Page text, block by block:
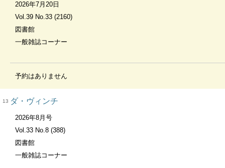
2026年7月20日
Vol.39 No.33 (2160)
図書館
一般雑誌コーナー
予約はありません
13 ダ・ヴィンチ
2026年8月号
Vol.33 No.8 (388)
図書館
一般雑誌コーナー